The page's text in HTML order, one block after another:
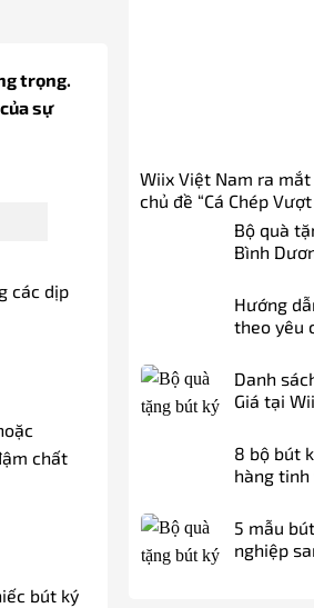
trọng.
sự
các dịp
chất
bút ký
Wiix Việt Nam ra
chủ đề “Cá Chép
Bộ quà
Bình
Hướng
theo yêu
Danh
Giá tại
8 bộ bút
hàng
5 mẫu
nghiệp